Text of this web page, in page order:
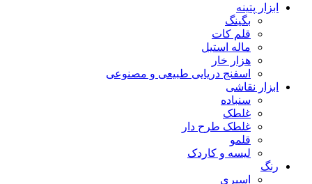
ابزار پتینه
بگینگ
قلم کات
ماله استیل
هزار خار
اسفنج دریایی طبیعی و مصنوعی
ابزار نقاشی
سنباده
غلطک
غلطک طرح دار
قلمو
لیسه و کاردک
رنگ
اسپری